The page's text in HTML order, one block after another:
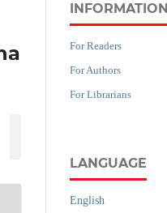
INFORMATION
For Readers
For Authors
For Librarians
LANGUAGE
English